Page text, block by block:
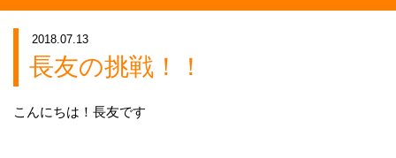
2018.07.13
長友の挑戦！！
こんにちは！長友です